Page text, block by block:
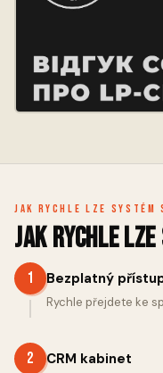
Jak rychle lze systém
Jak rychle
1 Bezplatný
Rychle přejdete ke
2 CRM kabinet